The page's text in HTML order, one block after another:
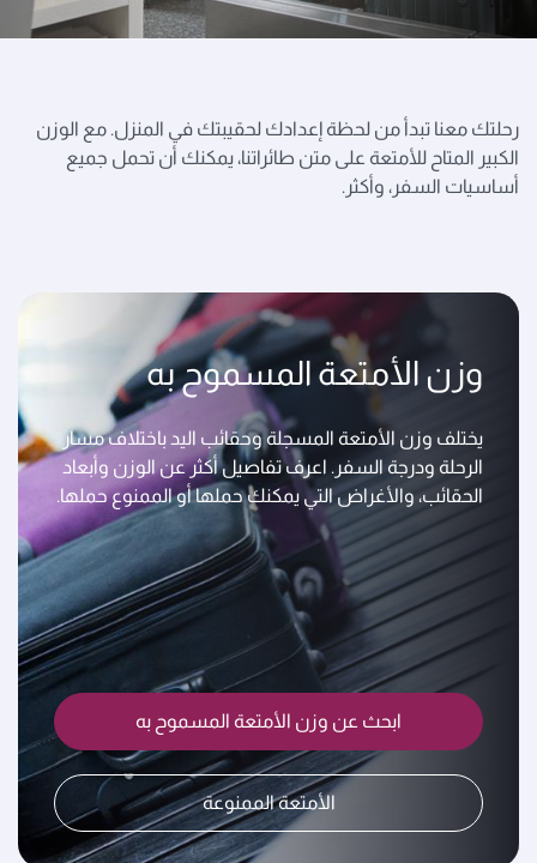
رحلتك معنا تبدأ من لحظة إعدادك لحقيبتك في المنزل. مع الوزن
الكبير المتاح للأمتعة على متن طائراتنا، يمكنك أن تحمل جميع
أساسيات السفر، وأكثر.
وزن الأمتعة المسموح به
يختلف وزن الأمتعة المسجلة وحقائب اليد باختلاف مسار
الرحلة ودرجة السفر. اعرف تفاصيل أكثر عن الوزن وأبعاد
الحقائب، والأغراض التي يمكنك حملها أو الممنوع حملها.
ابحث عن وزن الأمتعة المسموح به
الأمتعة الممنوعة